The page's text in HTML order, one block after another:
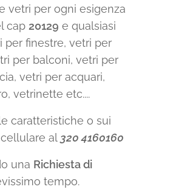
vetri per ogni esigenza
cap 20129 e qualsiasi
per finestre, vetri per
per balconi, vetri per
vetri per acquari,
vetrinette etc....
caratteristiche o sui
cellulare al 320 4160160
una Richiesta di
tempo.